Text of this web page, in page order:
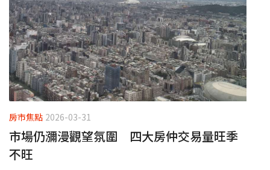
房市焦點 2026-03-31
市場仍瀰漫觀望氛圍 四大房仲交易量旺季
不旺